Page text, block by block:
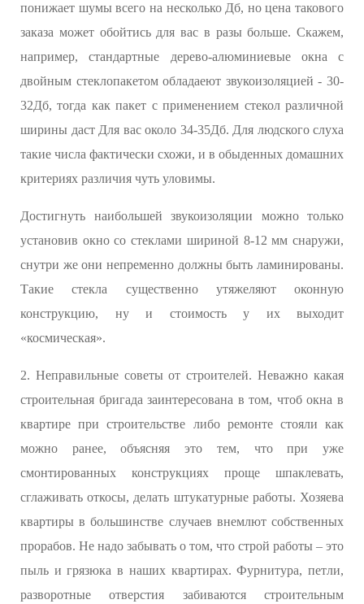
понижает шумы всего на несколько Дб, но цена такового
заказа может обойтись для вас в разы больше. Скажем,
например, стандартные дерево-алюминиевые окна с
двойным стеклопакетом обладаеют звукоизоляцией - 30-
32Дб, тогда как пакет с применением стекол различной
ширины даст Для вас около 34-35Дб. Для людского слуха
такие числа фактически схожи, и в обыденных домашних
критериях различия чуть уловимы.
Достигнуть наибольшей звукоизоляции можно только
установив окно со стеклами шириной 8-12 мм снаружи,
снутри же они непременно должны быть ламинированы.
Такие стекла существенно утяжеляют оконную
конструкцию, ну и стоимость у их выходит
«космическая».
2. Неправильные советы от строителей. Неважно какая
строительная бригада заинтересована в том, чтоб окна в
квартире при строительстве либо ремонте стояли как
можно ранее, объясняя это тем, что при уже
смонтированных конструкциях проще шпаклевать,
сглаживать откосы, делать штукатурные работы. Хозяева
квартиры в большинстве случаев внемлют собственных
прорабов. Не надо забывать о том, что строй работы – это
пыль и грязюка в наших квартирах. Фурнитура, петли,
разворотные отверстия забиваются строительным